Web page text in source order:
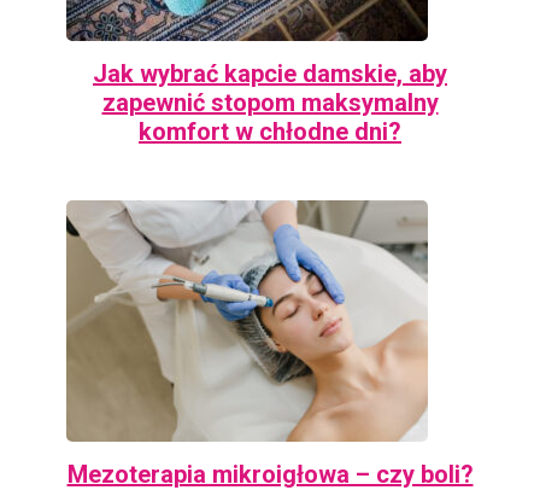
Jak wybrać kapcie damskie, aby
zapewnić stopom maksymalny
komfort w chłodne dni?
Mezoterapia mikroigłowa – czy boli?